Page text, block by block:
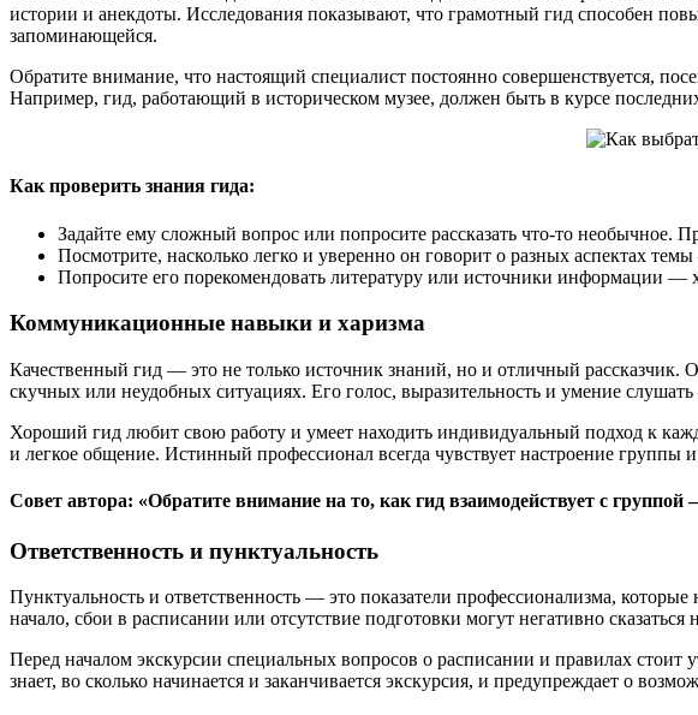
истории и анекдоты. Исследования показывают, что грамотный гид способен
запоминающейся.
Обратите внимание, что настоящий специалист постоянно совершенствуется,
Например, гид, работающий в историческом музее, должен быть в курсе
Как проверить знания гида:
Задайте ему сложный вопрос или попросите рассказать что-то необычное.
Посмотрите, насколько легко и уверенно он говорит о разных аспектах
Попросите его порекомендовать литературу или источники информации —
Коммуникационные навыки и харизма
Качественный гид — это не только источник знаний, но и отличный рассказчик.
скучных или неудобных ситуациях. Его голос, выразительность и умение
Хороший гид любит свою работу и умеет находить индивидуальный подход к
и легкое общение. Истинный профессионал всегда чувствует настроение группы
Совет автора: «Обратите внимание на то, как гид взаимодействует с
Ответственность и пунктуальность
Пунктуальность и ответственность — это показатели профессионализма,
начало, сбои в расписании или отсутствие подготовки могут негативно
Перед началом экскурсии специальных вопросов о расписании и правилах
знает, во сколько начинается и заканчивается экскурсия, и предупреждает о